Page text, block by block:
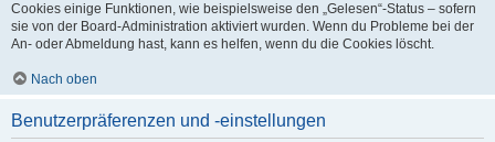
Cookies einige Funktionen, wie beispielsweise den „Gelesen“-Status – sofern
sie von der Board-Administration aktiviert wurden. Wenn du Probleme bei der
An- oder Abmeldung hast, kann es helfen, wenn du die Cookies löscht.
Nach oben
Benutzerpräferenzen und -einstellungen